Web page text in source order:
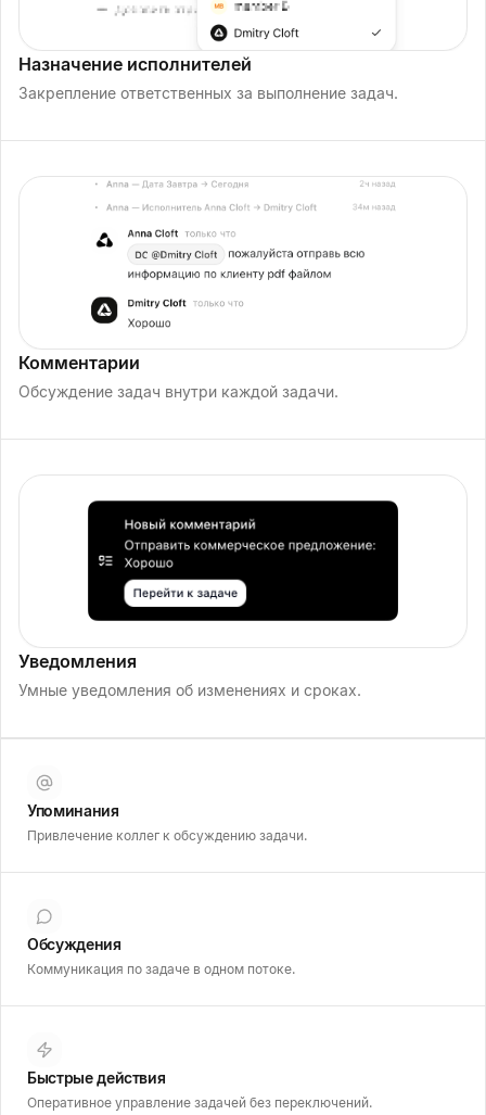
Назначение исполнителей
Закрепление ответственных за выполнение задач.
Комментарии
Обсуждение задач внутри каждой задачи.
Уведомления
Умные уведомления об изменениях и сроках.
Упоминания
Привлечение коллег к обсуждению задачи.
Обсуждения
Коммуникация по задаче в одном потоке.
Быстрые действия
Оперативное управление задачей без переключений.